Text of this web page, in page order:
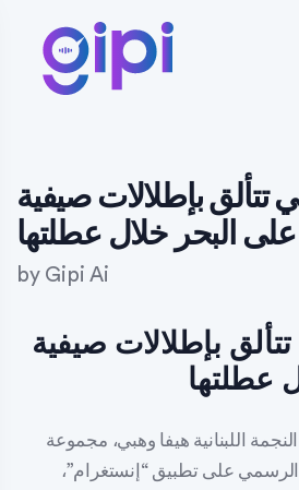
تتألق بإطلالات صيفية
على البحر خلال عطلتها
by Gipi Ai
تتألق بإطلالات صيفية
عطلتها
اللبنانية هيفا وهبي، مجموعة
على تطبيق “إنستغرام”،